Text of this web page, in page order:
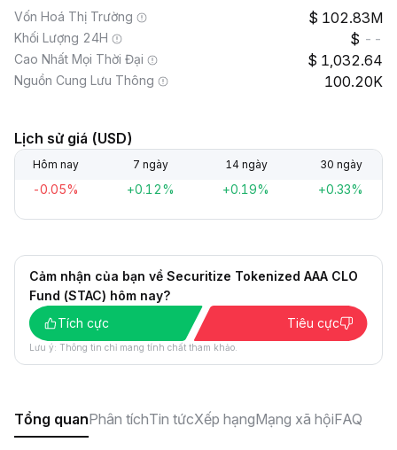
Vốn Hoá Thị Trường 102.83M
Khối Lượng 24H --
Cao Nhất Mọi Thời Đại 1,032.64
Nguồn Cung Lưu Thông 100.20K
Lịch sử giá (USD)
Hôm nay 7 ngày 14 ngày 30 ngày
-0.05% +0.12% +0.19% +0.33%
Cảm nhận của bạn về Securitize Tokenized AAA CLO
Fund (STAC) hôm nay?
Tích cực
Tiêu cực
Lưu ý: Thông tin chỉ mang tính chất tham khảo.
Tổng quanPhân tíchTin tứcXếp hạngMạng xã hộiFAQ